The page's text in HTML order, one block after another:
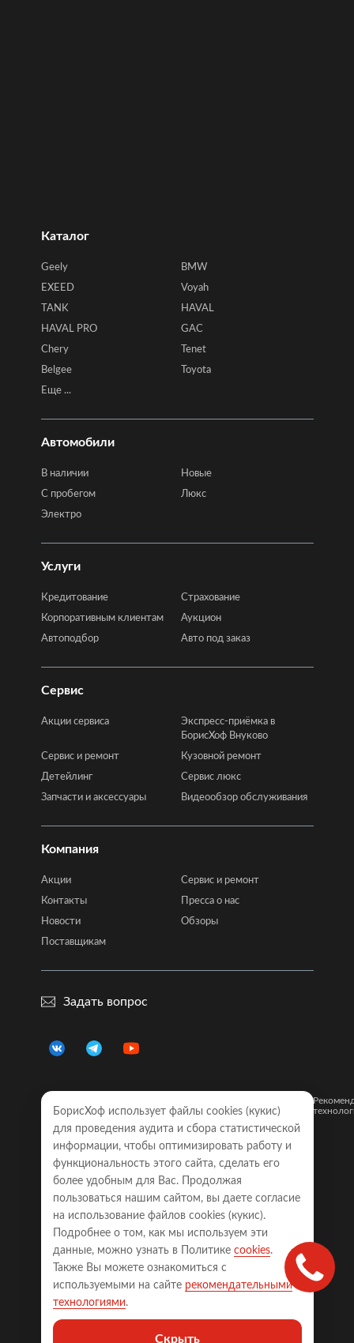
Каталог
Geely
BMW
EXEED
Voyah
TANK
HAVAL
HAVAL PRO
GAC
Chery
Tenet
Belgee
Toyota
Еще ...
Автомобили
В наличии
Новые
C пробегом
Люкс
Электро
Услуги
Кредитование
Страхование
Корпоративным клиентам
Аукцион
Автоподбор
Авто под заказ
Сервис
Акции сервиса
Экспресс-приёмка в
БорисХоф Внуково
Сервис и ремонт
Кузовной ремонт
Детейлинг
Сервис люкс
Запчасти и аксессуары
Видеообзор обслуживания
Компания
Акции
Сервис и ремонт
Контакты
Пресса о нас
Новости
Обзоры
Поставщикам
Задать вопрос
Правовая
информация
конфиденциальности
сайта
Обращаем Ваше внимание на то, что все объявления о
моделях автомобилей, размещенные на настоящем
интернет-сайте, носят исключительно информационный
характер и ни при каких условиях не являются публичной
офертой, определяемой положениями Статьи 437
Гражданского кодекса Российской Федерации. Для
получения точной информации о наличии моделей с
требуемой комплектацией, техническими характеристиками
и цветовыми сочетаниями, а также точной стоимости
автомобилей, пожалуйста, обращайтесь к менеджерам
соответствующего автосалона.
Права на сайт принадлежат ООО «БОРИСХОФ ХОЛДИНГ»
(ИНН 7714700709, ОГРН 5077746977930)
22, ООО «БОРИСХОФ ХОЛДИНГ», ИНН 7714700709, ОГРН
5077746977930, +74957852244, info@borishof.ru
БорисХоф использует файлы cookies (кукиc)
для проведения аудита и сбора статистической
информации, чтобы оптимизировать работу и
функциональность этого сайта, сделать его
более удобным для Вас. Продолжая
пользоваться нашим сайтом, вы даете согласие
на использование файлов cookies (кукиc).
Подробнее о том, как мы используем эти
данные, можно узнать в Политике cookies.
Также Вы можете ознакомиться с
используемыми на сайте рекомендательными
технологиями.
Скрыть